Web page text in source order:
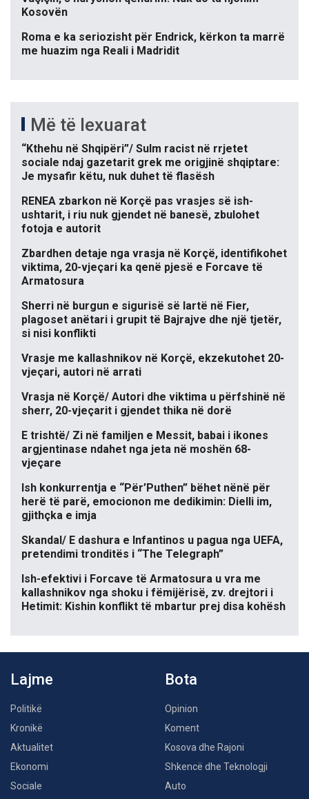
Kosovën
Roma e ka seriozisht për Endrick, kërkon ta marrë
me huazim nga Reali i Madridit
Më të lexuarat
“Kthehu në Shqipëri”/ Sulm racist në rrjetet
sociale ndaj gazetarit grek me origjinë shqiptare:
Je mysafir këtu, nuk duhet të flasësh
RENEA zbarkon në Korçë pas vrasjes së ish-
ushtarit, i riu nuk gjendet në banesë, zbulohet
fotoja e autorit
Zbardhen detaje nga vrasja në Korçë, identifikohet
viktima, 20-vjeçari ka qenë pjesë e Forcave të
Armatosura
Sherri në burgun e sigurisë së lartë në Fier,
plagoset anëtari i grupit të Bajrajve dhe një tjetër,
si nisi konflikti
Vrasje me kallashnikov në Korçë, ekzekutohet 20-
vjeçari, autori në arrati
Vrasja në Korçë/ Autori dhe viktima u përfshinë në
sherr, 20-vjeçarit i gjendet thika në dorë
E trishtë/ Zi në familjen e Messit, babai i ikones
argjentinase ndahet nga jeta në moshën 68-
vjeçare
Ish konkurrentja e “Për’Puthen” bëhet nënë për
herë të parë, emocionon me dedikimin: Dielli im,
gjithçka e imja
Skandal/ E dashura e Infantinos u pagua nga UEFA,
pretendimi tronditës i “The Telegraph”
Ish-efektivi i Forcave të Armatosura u vra me
kallashnikov nga shoku i fëmijërisë, zv. drejtori i
Hetimit: Kishin konflikt të mbartur prej disa kohësh
Lajme
Politikë
Kronikë
Aktualitet
Ekonomi
Sociale
Bota
Opinion
Koment
Kosova dhe Rajoni
Shkencë dhe Teknologji
Auto